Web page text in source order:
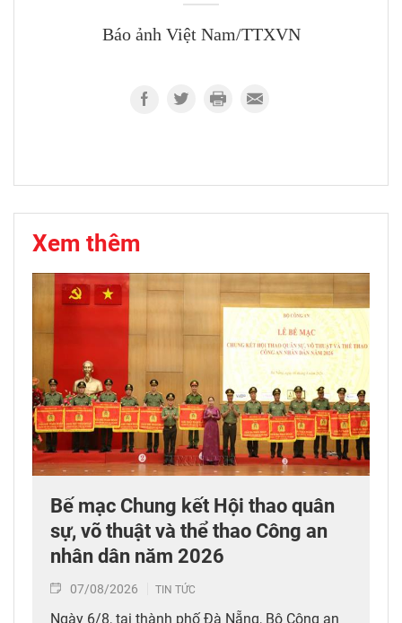
Báo ảnh Việt Nam/TTXVN
Xem thêm
Bế mạc Chung kết Hội thao quân
sự, võ thuật và thể thao Công an
nhân dân năm 2026
07/08/2026 TIN TỨC
Ngày 6/8, tại thành phố Đà Nẵng, Bộ Công an